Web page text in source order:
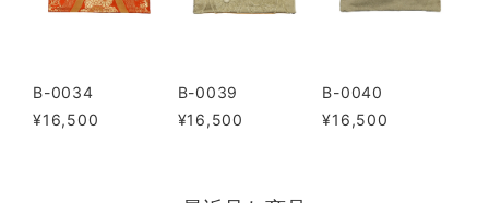
B-0034
¥16,500
B-0039
¥16,500
B-0040
¥16,500